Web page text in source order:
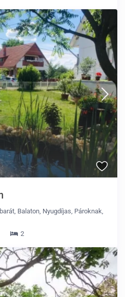
Balaton Nyugdíjas Pároknak
2